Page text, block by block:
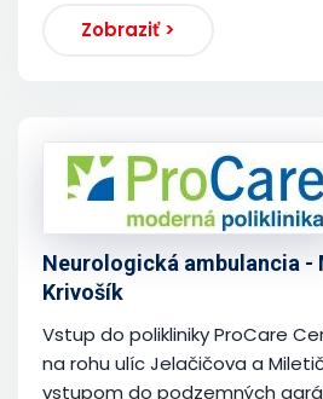
Zobraziť >
Neurologická ambulancia -
Krivošík
Vstup do polikliniky ProCare
na rohu ulíc Jelačičova a
vstupom do podzemných